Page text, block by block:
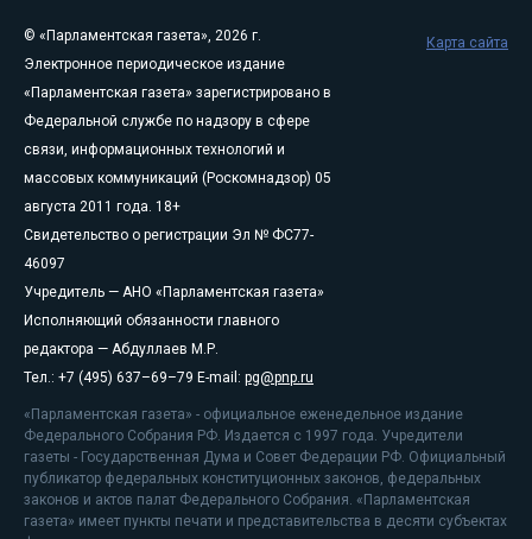
© «Парламентская газета», 2026 г.
Электронное периодическое издание
«Парламентская газета» зарегистрировано в
Федеральной службе по надзору в сфере
связи, информационных технологий и
массовых коммуникаций (Роскомнадзор) 05
августа 2011 года. 18+
Свидетельство о регистрации Эл № ФС77-
46097
Учредитель — АНО «Парламентская газета»
Исполняющий обязанности главного
редактора — Абдуллаев М.Р.
Тел.: +7 (495) 637–69–79 E-mail: pg@pnp.ru
«Парламентская газета» - официальное еженедельное издание
Федерального Собрания РФ. Издается с 1997 года. Учредители
газеты - Государственная Дума и Совет Федерации РФ. Официальный
публикатор федеральных конституционных законов, федеральных
законов и актов палат Федерального Собрания. «Парламентская
газета» имеет пункты печати и представительства в десяти субъектах
Карта сайта